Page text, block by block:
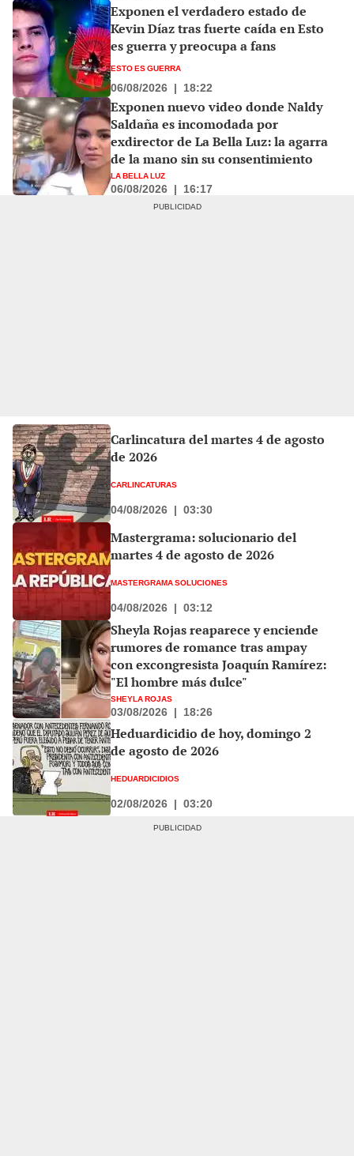
Exponen el verdadero estado de
Kevin Díaz tras fuerte caída en Esto
es guerra y preocupa a fans
ESTO ES GUERRA
06/08/2026 | 18:22
Exponen nuevo video donde Naldy
Saldaña es incomodada por
exdirector de La Bella Luz: la agarra
de la mano sin su consentimiento
LA BELLA LUZ
06/08/2026 | 16:17
Carlincatura del martes 4 de agosto
de 2026
CARLINCATURAS
04/08/2026 | 03:30
Mastergrama: solucionario del
martes 4 de agosto de 2026
MASTERGRAMA SOLUCIONES
04/08/2026 | 03:12
Sheyla Rojas reaparece y enciende
rumores de romance tras ampay
con excongresista Joaquín Ramírez:
"El hombre más dulce"
SHEYLA ROJAS
03/08/2026 | 18:26
Heduardicidio de hoy, domingo 2
de agosto de 2026
HEDUARDICIDIOS
02/08/2026 | 03:20